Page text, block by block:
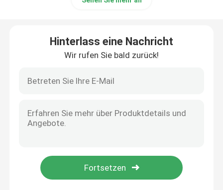
Qualitätskontrolle
Kontakt
Hinterlass eine Nachricht
Wir rufen Sie bald zurück!